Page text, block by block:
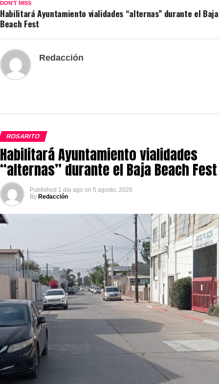
DON'T MISS
Habilitará Ayuntamiento vialidades “alternas” durante el Baja
Beach Fest
Redacción
ROSARITO
Habilitará Ayuntamiento vialidades
“alternas” durante el Baja Beach Fest
Published 1 día ago on 5 agosto, 2026
By Redacción